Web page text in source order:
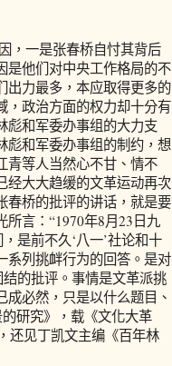
，一是张春桥自忖其背后
是他们对中央工作格局的不
出力最多，本应取得更多的
，政治方面的权力却十分有
彪和军委办事组的大力支
彪和军委办事组的制约，想
青等人当然心不甘、情不
经大大趋缓的文革运动再次
春桥的批评的讲话，就是要
言：“1970年8月23日九
是前不久‘八一’社论和十
系列挑衅行为的回答。是对
的批评。事情是文革派挑
必然，只是以什么题目、
研究》，载《文化大革
还见丁凯文主编《百年林